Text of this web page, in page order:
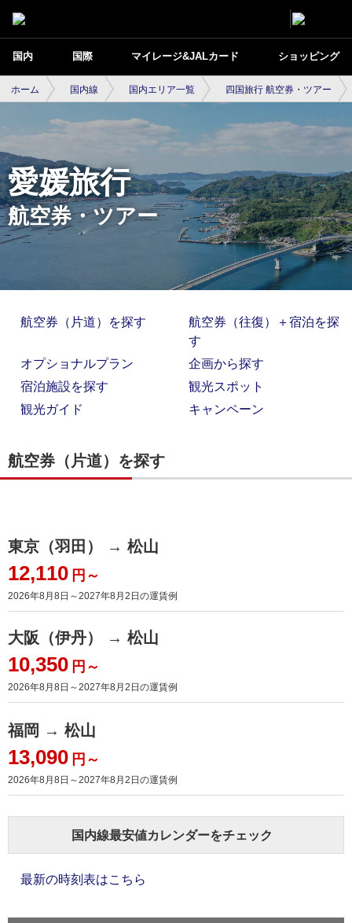
国内 国際 マイレージ&JALカード ショッピング
ホーム 国内線 国内エリア一覧 四国旅行 航空券・ツアー
愛媛旅行
航空券・ツアー
航空券（片道）を探す
航空券（往復）＋宿泊を探
す
オプショナルプラン
企画から探す
宿泊施設を探す
観光スポット
観光ガイド
キャンペーン
航空券（片道）を探す
東京（羽田） → 松山
12,110 円～
2026年8月8日～2027年8月2日 の運賃例
大阪（伊丹） → 松山
10,350 円～
2026年8月8日～2027年8月2日 の運賃例
福岡 → 松山
13,090 円～
2026年8月8日～2027年8月2日 の運賃例
国内線最安値カレンダーをチェック
最新の時刻表はこちら